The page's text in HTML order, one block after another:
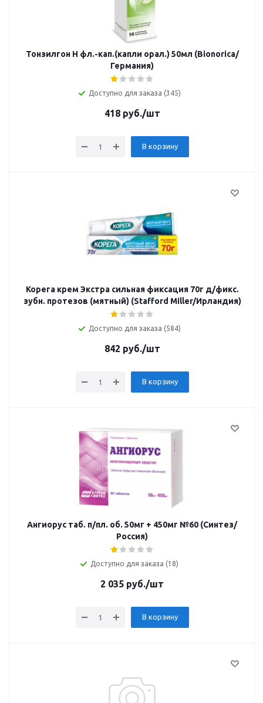
Тонзилгон Н фл.-кап.(капли орал.) 50мл (Bionorica/
Германия)
Доступно для заказа (345)
418руб./шт
В корзину
Корега крем Экстра сильная фиксация 70г д/фикс.
зубн. протезов (мятный) (Stafford Miller/Ирландия)
Доступно для заказа (584)
842 руб./шт
В корзину
Ангиорус таб. п/пл. об. 50мг + 450мг №60 (Синтез/
Россия)
Доступно для заказа (18)
2 035 руб./шт
В корзину